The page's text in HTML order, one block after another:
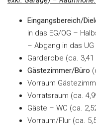
Eingangsbereich/
in das EG/OG –
– Abgang in das
Garderobe (ca. 3,41
Gästezimmer/Büro
Vorraum
Vorratsraum (ca.
Gäste – WC (ca.
Vorraum/Flur (ca.